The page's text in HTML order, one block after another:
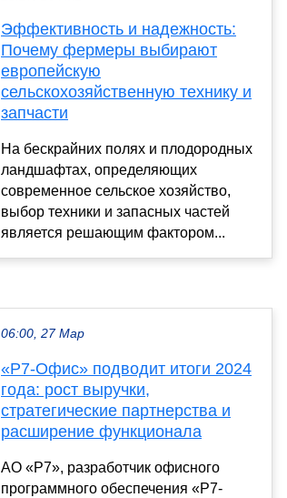
Эффективность и надежность:
Почему фермеры выбирают
европейскую
сельскохозяйственную технику и
запчасти
На бескрайних полях и плодородных
ландшафтах, определяющих
современное сельское хозяйство,
выбор техники и запасных частей
является решающим фактором...
06:00, 27 Мар
«Р7-Офис» подводит итоги 2024
года: рост выручки,
стратегические партнерства и
расширение функционала
АО «Р7», разработчик офисного
программного обеспечения «Р7-